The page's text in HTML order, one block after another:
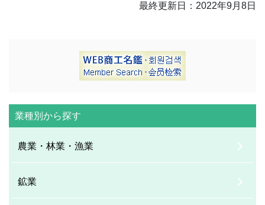
最終更新日：2022年9月8日
業種別から探す
農業・林業・漁業
鉱業